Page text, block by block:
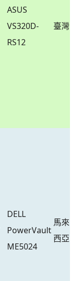
ASUS
VS320D-
RS12
臺灣
DELL
PowerVault
ME5024
馬來
西亞